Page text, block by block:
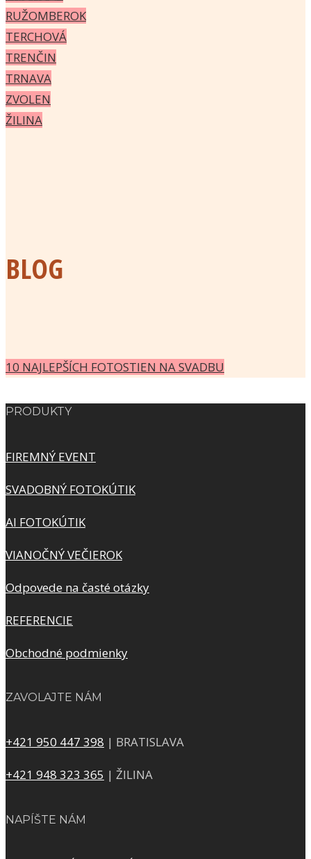
RUŽOMBEROK
TERCHOVÁ
TRENČIN
TRNAVA
ZVOLEN
ŽILINA
BLOG
10 NAJLEPŠÍCH FOTOSTIEN NA SVADBU
PRODUKTY
FIREMNÝ EVENT
SVADOBNÝ FOTOKÚTIK
AI FOTOKÚTIK
VIANOČNÝ VEČIEROK
Odpovede na časté otázky
REFERENCIE
Obchodné podmienky
ZAVOLAJTE NÁM
+421 950 447 398 | BRATISLAVA
+421 948 323 365 | ŽILINA
NAPÍŠTE NÁM